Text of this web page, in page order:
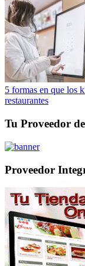
5 formas en que los
restaurantes
Tu Proveedor
Proveedor